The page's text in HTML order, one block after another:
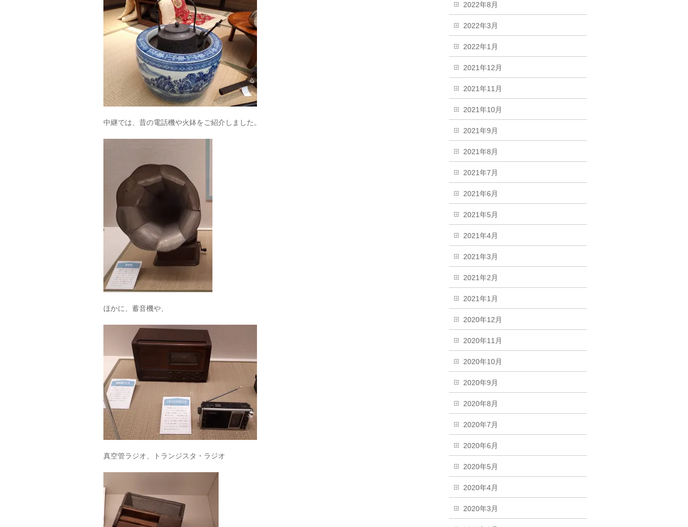
中継では、昔の電話機や火鉢をご紹介しました。
ほかに、蓄音機や、
真空管ラジオ、トランジスタ・ラジオ
2022年8月
2022年3月
2022年1月
2021年12月
2021年11月
2021年10月
2021年9月
2021年8月
2021年7月
2021年6月
2021年5月
2021年4月
2021年3月
2021年2月
2021年1月
2020年12月
2020年11月
2020年10月
2020年9月
2020年8月
2020年7月
2020年6月
2020年5月
2020年4月
2020年3月